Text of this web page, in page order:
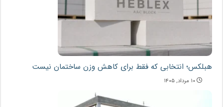
هبلکس؛ انتخابی که فقط برای کاهش وزن ساختمان نیست
۱۰ مرداد, ۱۴۰۵